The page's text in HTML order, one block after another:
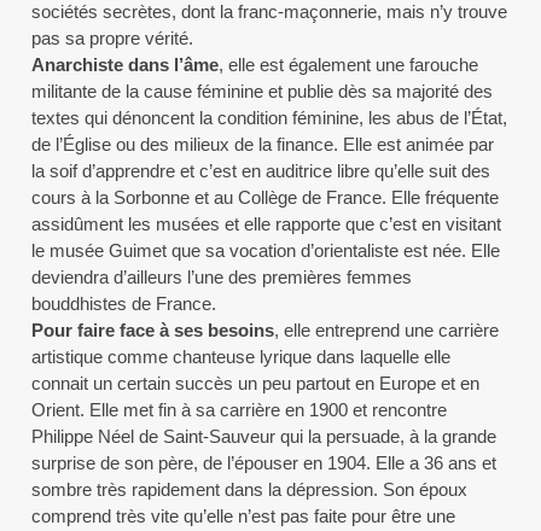
sociétés secrètes, dont la franc-maçonnerie, mais n’y trouve
pas sa propre vérité.
Anarchiste dans l’âme, elle est également une farouche
militante de la cause féminine et publie dès sa majorité des
textes qui dénoncent la condition féminine, les abus de l’État,
de l’Église ou des milieux de la finance. Elle est animée par
la soif d’apprendre et c’est en auditrice libre qu’elle suit des
cours à la Sorbonne et au Collège de France. Elle fréquente
assidûment les musées et elle rapporte que c’est en visitant
le musée Guimet que sa vocation d’orientaliste est née. Elle
deviendra d’ailleurs l’une des premières femmes
bouddhistes de France.
Pour faire face à ses besoins, elle entreprend une carrière
artistique comme chanteuse lyrique dans laquelle elle
connait un certain succès un peu partout en Europe et en
Orient. Elle met fin à sa carrière en 1900 et rencontre
Philippe Néel de Saint-Sauveur qui la persuade, à la grande
surprise de son père, de l’épouser en 1904. Elle a 36 ans et
sombre très rapidement dans la dépression. Son époux
comprend très vite qu’elle n’est pas faite pour être une